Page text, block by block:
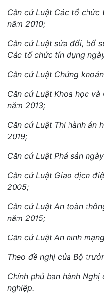
Căn cứ Luật Các tổ chức
năm 2010;
Căn cứ Luật sửa đổi, bổ
Các tổ chức tín dụng
Căn cứ Luật Chứng
Căn cứ Luật Khoa học
năm 2013;
Căn cứ Luật Thi hành án
2019;
Căn cứ Luật Phá sản
Căn cứ Luật Giao dịch
2005;
Căn cứ Luật An toàn
năm 2015;
Căn cứ Luật An ninh
Theo đề nghị của Bộ
Chính phủ ban hành
nghiệp.